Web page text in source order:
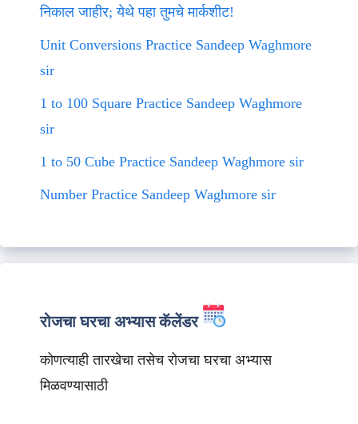
निकाल जाहीर; येथे पहा तुमचे मार्कशीट!
Unit Conversions Practice Sandeep Waghmore
sir
1 to 100 Square Practice Sandeep Waghmore
sir
1 to 50 Cube Practice Sandeep Waghmore sir
Number Practice Sandeep Waghmore sir
रोजचा घरचा अभ्यास कॅलेंडर
कोणत्याही तारखेचा तसेच रोजचा घरचा अभ्यास
मिळवण्यासाठी